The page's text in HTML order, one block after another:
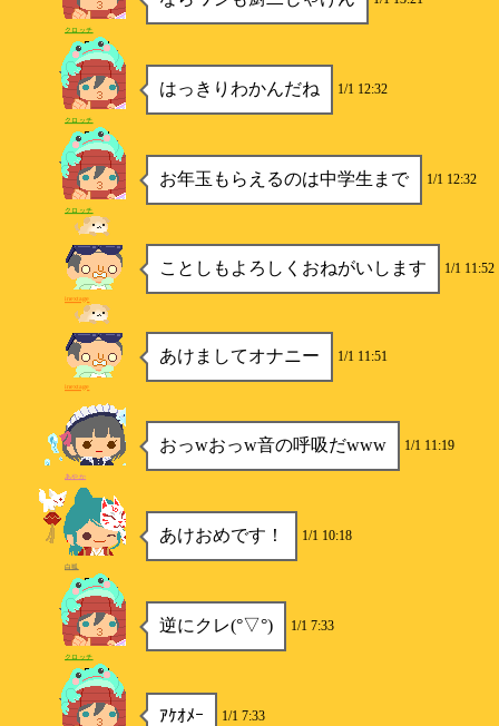
クロッチ
はっきりわかんだね 1/1 12:32
クロッチ
お年玉もらえるのは中学生まで 1/1 12:32
クロッチ
ことしもよろしくおねがいします 1/1 11:52
inextage
あけましてオナニー 1/1 11:51
inextage
おっwおっw音の呼吸だwww 1/1 11:19
あやか
あけおめです！ 1/1 10:18
白狐
逆にクレ(°▽°) 1/1 7:33
クロッチ
ｱｹｵﾒｰ 1/1 7:33